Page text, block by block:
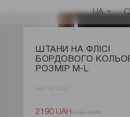
UA
ШТАНИ НА ФЛІСІ
БОРДОВОГО
РОЗМІР M-L
Арт. 972227
2190 UAH 2490 UAH